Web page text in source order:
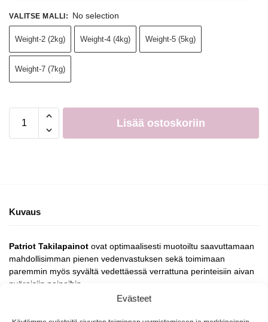
Evästeet
VALITSE MALLI: No selection
Weight-2 (2kg) Weight-4 (4kg) Weight-5 (5kg)
Weight-7 (7kg)
Lisää ostoskoriin
Kuvaus
Patriot Takilapainot ovat optimaalisesti muotoiltu saavuttamaan
mahdollisimman pienen vedenvastuksen sekä toimimaan
paremmin myös syvältä vedettäessä verrattuna perinteisiin aivan
pyöreisiin painoihin.